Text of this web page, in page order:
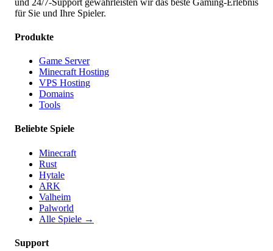
für Sie und Ihre Spieler.
Produkte
Game Server
Minecraft Hosting
VPS Hosting
Domains
Tools
Beliebte Spiele
Minecraft
Rust
Hytale
ARK
Valheim
Palworld
Alle Spiele →
Support